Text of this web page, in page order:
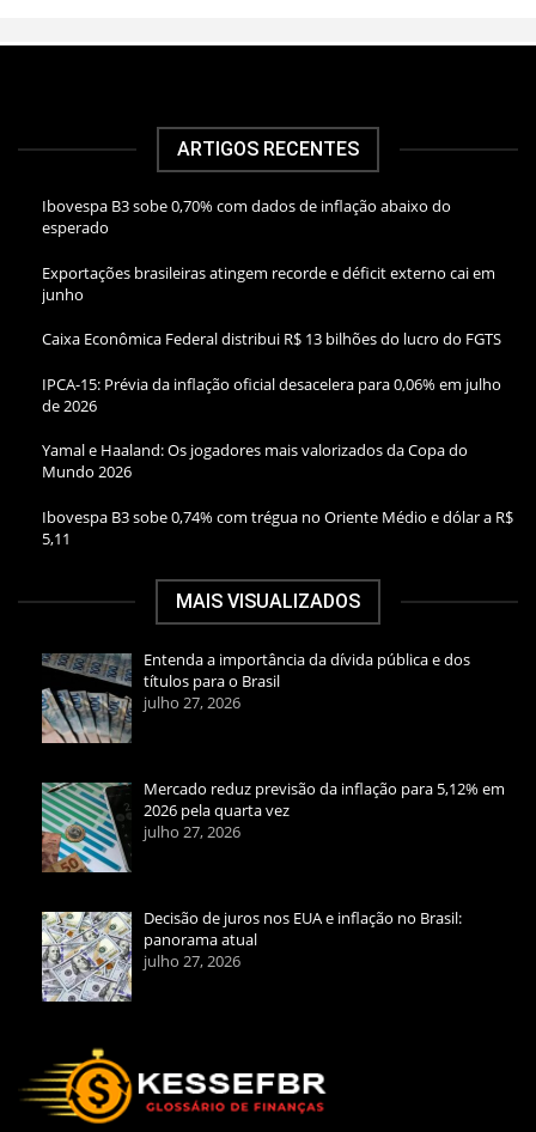
ARTIGOS RECENTES
Ibovespa B3 sobe 0,70% com dados de inflação abaixo do
esperado
Exportações brasileiras atingem recorde e déficit externo cai em
junho
Caixa Econômica Federal distribui R$ 13 bilhões do lucro do FGTS
IPCA-15: Prévia da inflação oficial desacelera para 0,06% em julho
de 2026
Yamal e Haaland: Os jogadores mais valorizados da Copa do
Mundo 2026
Ibovespa B3 sobe 0,74% com trégua no Oriente Médio e dólar a R$
5,11
MAIS VISUALIZADOS
Entenda a importância da dívida pública e dos
títulos para o Brasil
julho 27, 2026
Mercado reduz previsão da inflação para 5,12% em
2026 pela quarta vez
julho 27, 2026
Decisão de juros nos EUA e inflação no Brasil:
panorama atual
julho 27, 2026